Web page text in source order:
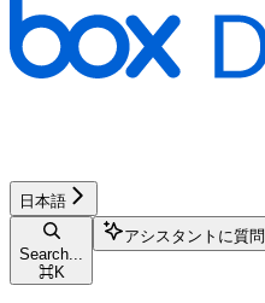
日本語
Search...
⌘K
アシスタントに質問